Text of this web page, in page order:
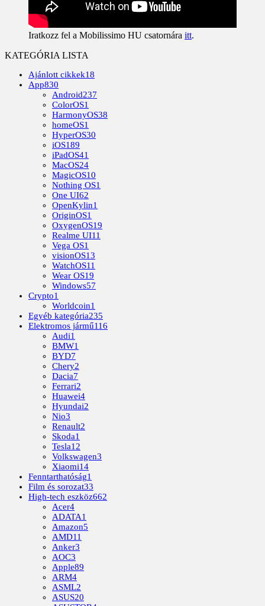
Iratkozz fel a Mobilissimo HU csatornára itt.
KATEGÓRIA LISTA
Ajánlott cikkek18
App830
Android237
ColorOS1
HarmonyOS38
homeOS1
HyperOS30
iOS189
iPadOS41
MacOS24
MagicOS10
Nothing OS1
One UI62
OpenKylin1
OriginOS1
OxygenOS19
Realme UI11
Vega OS1
visionOS13
WatchOS11
Wear OS19
Windows57
Crypto1
Worldcoin1
Egyéb kategória235
Elektromos jármű116
Audi1
BMW1
BYD7
Chery2
Dacia7
Ferrari2
Huawei4
Hyundai2
Nio3
Renault2
Skoda1
Tesla12
Volkswagen3
Xiaomi14
Fenntarthatóság1
Film és sorozat33
High-tech eszköz662
Acer4
ADATA1
Amazon5
AMD11
Anker3
AOC3
Apple89
ARM4
ASML2
ASUS20